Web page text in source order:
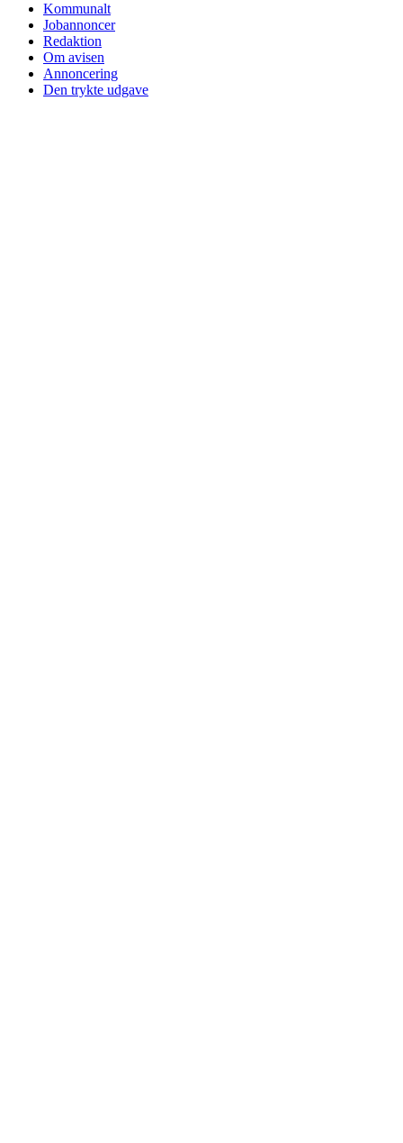
Kommunalt
Jobannoncer
Redaktion
Om avisen
Annoncering
Den trykte udgave